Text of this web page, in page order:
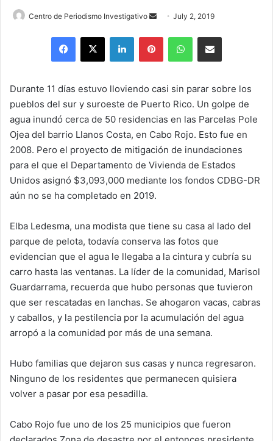
Centro de Periodismo Investigativo
Send July 2, 2019
Facebook
X LinkedInPinterestWhatsAppShare via Email
Durante 11 días estuvo lloviendo casi sin parar sobre los
pueblos del sur y suroeste de Puerto Rico. Un golpe de
agua inundó cerca de 50 residencias en las Parcelas Pole
Ojea del barrio Llanos Costa, en Cabo Rojo. Esto fue en
2008. Pero el proyecto de mitigación de inundaciones
para el que el Departamento de Vivienda de Estados
Unidos asignó $3,093,000 mediante los fondos CDBG-DR
aún no se ha completado en 2019.
Elba Ledesma, una modista que tiene su casa al lado del
parque de pelota, todavía conserva las fotos que
evidencian que el agua le llegaba a la cintura y cubría su
carro hasta las ventanas. La líder de la comunidad, Marisol
Guardarrama, recuerda que hubo personas que tuvieron
que ser rescatadas en lanchas. Se ahogaron vacas, cabras
y caballos, y la pestilencia por la acumulación del agua
arropó a la comunidad por más de una semana.
Hubo familias que dejaron sus casas y nunca regresaron.
Ninguno de los residentes que permanecen quisiera
volver a pasar por esa pesadilla.
Cabo Rojo fue uno de los 25 municipios que fueron